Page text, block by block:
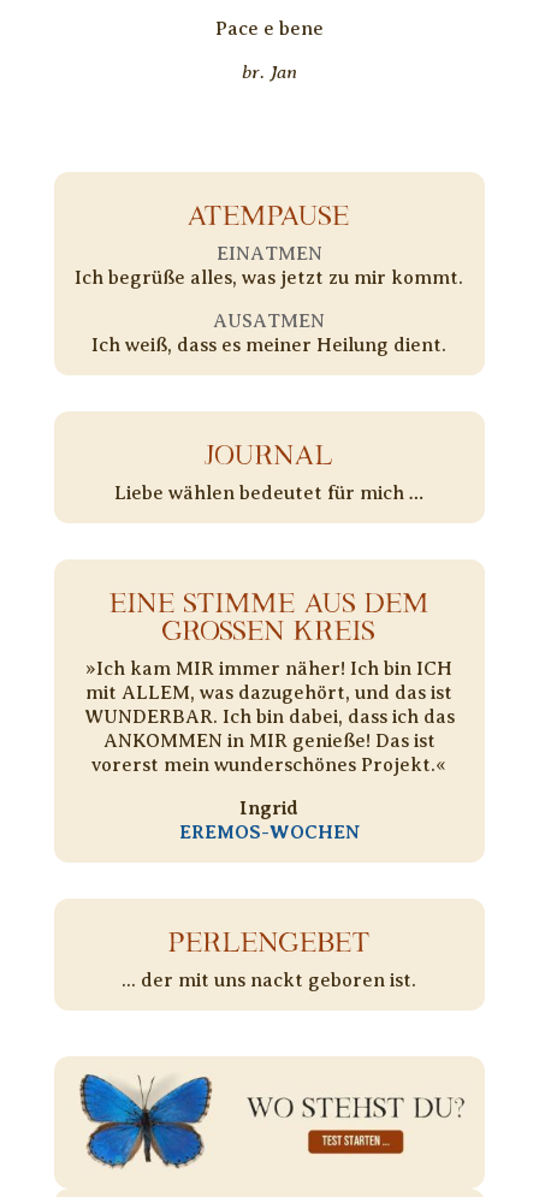
Pace e bene
br. Jan
ATEMPAUSE
EINATMEN
Ich begrüße alles, was jetzt zu mir kommt.
AUSATMEN
Ich weiß, dass es meiner Heilung dient.
JOURNAL
Liebe wählen bedeutet für mich …
EINE STIMME AUS DEM
GROSSEN KREIS
​»Ich kam MIR immer näher! Ich bin ICH
mit ALLEM, was dazugehört, und das ist
WUNDERBAR. Ich bin dabei, dass ich das
ANKOMMEN in MIR genieße! Das ist
vorerst mein wunderschönes Projekt.«
Ingrid
EREMOS-WOCHEN
PERLENGEBET
... der mit uns nackt geboren ist.